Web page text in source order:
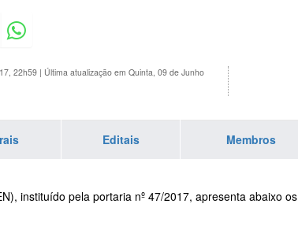
22h59 | Última atualização em Quinta, 09 de Junho
Editais Membros
instituído pela portaria nº 47/2017, apresenta abaixo